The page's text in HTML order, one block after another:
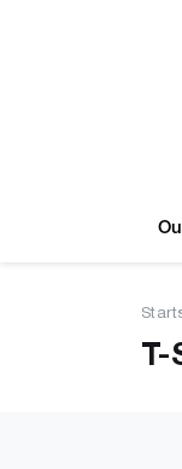
T-